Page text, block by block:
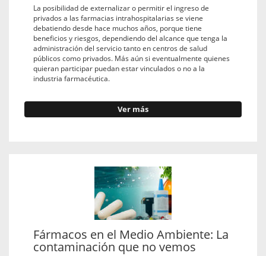
La posibilidad de externalizar o permitir el ingreso de
privados a las farmacias intrahospitalarias se viene
debatiendo desde hace muchos años, porque tiene
beneficios y riesgos, dependiendo del alcance que tenga la
administración del servicio tanto en centros de salud
públicos como privados. Más aún si eventualmente quienes
quieran participar puedan estar vinculados o no a la
industria farmacéutica.
Ver más
Fármacos en el Medio Ambiente: La
contaminación que no vemos